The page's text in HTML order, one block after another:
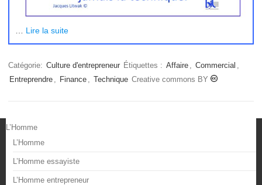
Lire la suite
Catégorie: Culture d'entrepreneur Étiquettes : Affaire Commercial
Entreprendre
Finance Technique Creative commons BY
L’Homme
L’Homme
L’Homme essayiste
L’Homme entrepreneur